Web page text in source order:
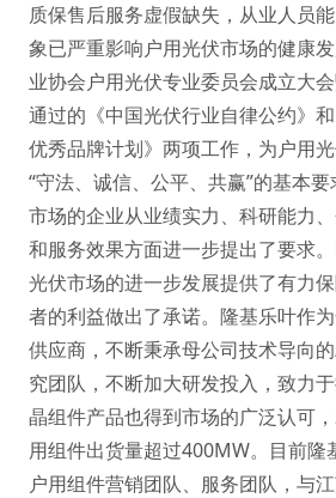
质保售后服务虚假缺失，从业人员
象已严重影响户用光伏市场的健康
业协会户用光伏专业委员会成立大
通过的《中国光伏行业自律公约》
优秀品牌计划》两项工作，为户用
“守法、诚信、公平、共赢”的基本
市场的企业从业绩实力、科研能力
和服务效果方面进一步提出了要求
光伏市场的进一步发展提供了有力
者的利益做出了承诺。隆基乐叶作
供应商，不断秉承母公司技术导向
究团队，不断加大研发投入，致力
晶组件产品也得到市场的广泛认可
用组件出货量超过400MW。目前隆
户用组件营销团队、服务团队，与